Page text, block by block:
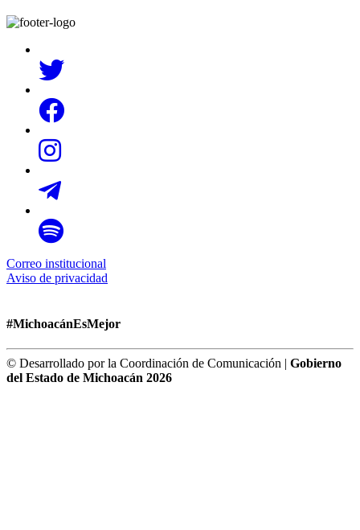
Correo institucional
Aviso de privacidad
#MichoacánEsMejor
© Desarrollado por la Coordinación de Comunicación | Gobierno
del Estado de Michoacán 2026